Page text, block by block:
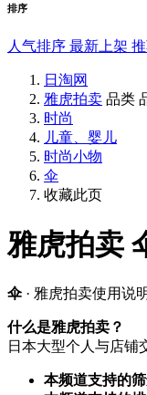
排序
人气排序 最新上架
日淘网
雅虎拍卖 品类
时尚
儿童、婴儿
时尚小物
伞
收藏此页
雅虎拍卖
伞· 雅虎拍卖使用说
什么是雅虎拍卖？
日本大型个人与店铺
本频道支持的筛